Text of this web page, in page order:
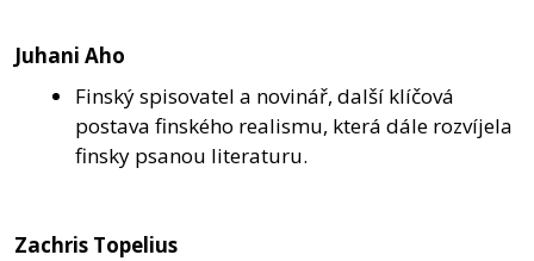
Juhani Aho
Finský spisovatel a novinář, další klíčová
postava finského realismu, která dále rozvíjela
finsky psanou literaturu.
Zachris Topelius